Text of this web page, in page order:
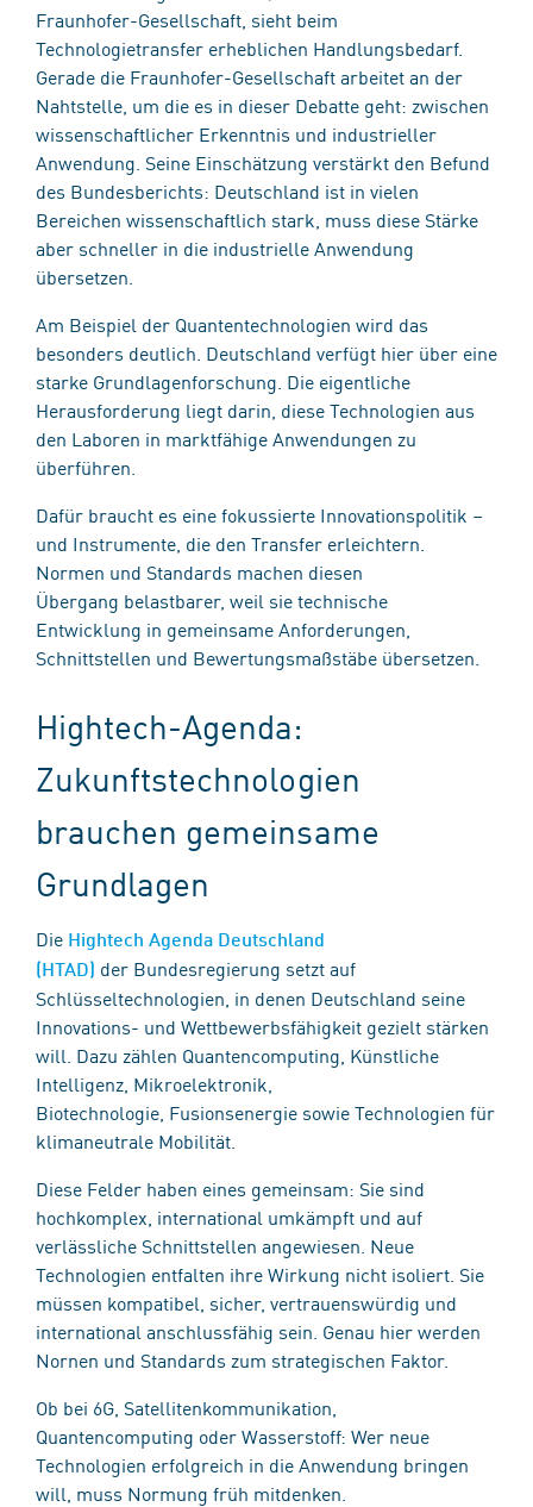
Fraunhofer-Gesellschaft, sieht beim
Technologietransfer erheblichen Handlungsbedarf.
Gerade die Fraunhofer-Gesellschaft arbeitet an der
Nahtstelle, um die es in dieser Debatte geht: zwischen
wissenschaftlicher Erkenntnis und industrieller
Anwendung. Seine Einschätzung verstärkt den Befund
des Bundesberichts: Deutschland ist in vielen
Bereichen wissenschaftlich stark, muss diese Stärke
aber schneller in die industrielle Anwendung
übersetzen.
Am Beispiel der Quantentechnologien wird das
besonders deutlich. Deutschland verfügt hier über eine
starke Grundlagenforschung. Die eigentliche
Herausforderung liegt darin, diese Technologien aus
den Laboren in marktfähige Anwendungen zu
überführen.
Dafür braucht es eine fokussierte Innovationspolitik –
und Instrumente, die den Transfer erleichtern.
Normen und Standards machen diesen
Übergang belastbarer, weil sie technische
Entwicklung in gemeinsame Anforderungen,
Schnittstellen und Bewertungsmaßstäbe übersetzen.
Hightech-Agenda:
Zukunftstechnologien
brauchen gemeinsame
Grundlagen
Die Hightech Agenda Deutschland
(HTAD) der Bundesregierung setzt auf
Schlüsseltechnologien, in denen Deutschland seine
Innovations- und Wettbewerbsfähigkeit gezielt stärken
will. Dazu zählen Quantencomputing, Künstliche
Intelligenz, Mikroelektronik,
Biotechnologie, Fusionsenergie sowie Technologien für
klimaneutrale Mobilität.
Diese Felder haben eines gemeinsam: Sie sind
hochkomplex, international umkämpft und auf
verlässliche Schnittstellen angewiesen. Neue
Technologien entfalten ihre Wirkung nicht isoliert. Sie
müssen kompatibel, sicher, vertrauenswürdig und
international anschlussfähig sein. Genau hier werden
Nornen und Standards zum strategischen Faktor.
Ob bei 6G, Satellitenkommunikation,
Quantencomputing oder Wasserstoff: Wer neue
Technologien erfolgreich in die Anwendung bringen
will, muss Normung früh mitdenken.